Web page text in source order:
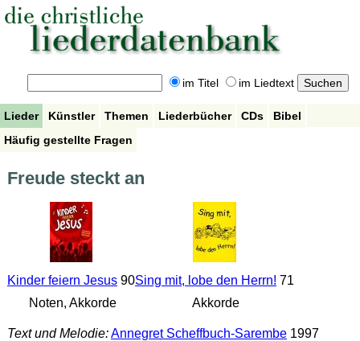
im Titel im Liedtext
Lieder Künstler Themen Liederbücher CDs
Bibel
Häufig gestellte Fragen
Freude steckt an
Kinder feiern Jesus90
Noten, Akkorde
Sing mit, lobe den Herrn! 71
Akkorde
Text und Melodie:Annegret Scheffbuch-Sarembe1997